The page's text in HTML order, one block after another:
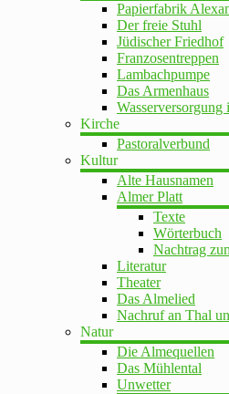
Papierfabrik
Der freie Stuhl
Jüdischer Friedhof
Franzosentreppen
Lambachpumpe
Das Armenhaus
Wasserversorgung
Kirche
Pastoralverbund
Kultur
Alte Hausnamen
Almer Platt
Texte
Wörterbuch
Nachtrag
Literatur
Theater
Das Almelied
Nachruf an Thal
Natur
Die Almequellen
Das Mühlental
Unwetter